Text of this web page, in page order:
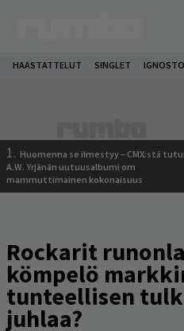
HAASTATTELUT SINGLET
1. Huomenna se ilmestyy – CMX:stä
A.W. Yrjänän uutuusalbumi om
mammuttimainen kokonaisuus
Rockarit
kömpelö
tunteellisen
juhlaa?